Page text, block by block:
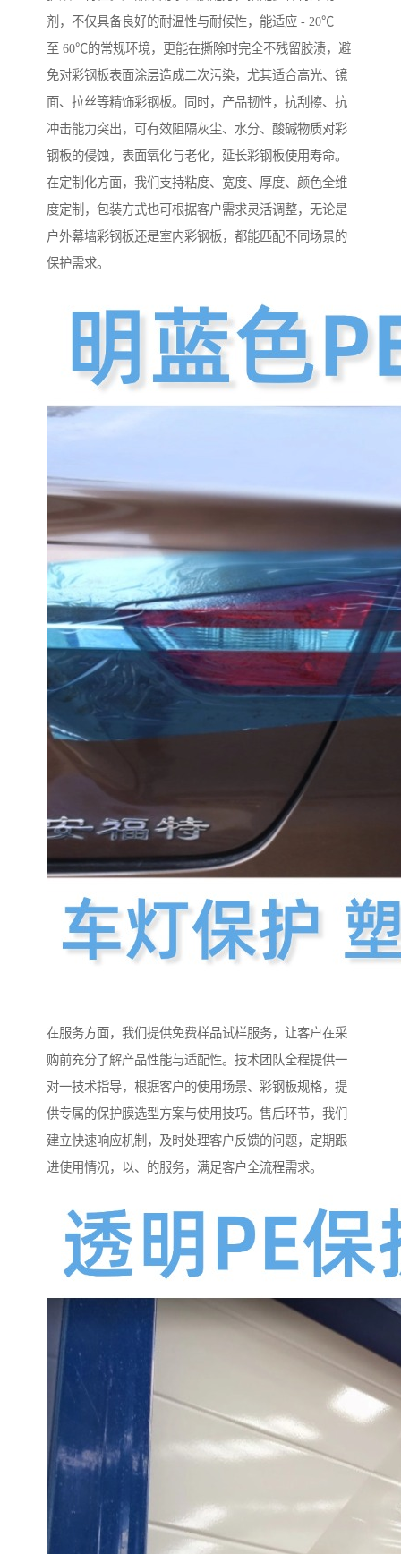
剂，不仅具备良好的耐温性与耐候性，能适应 - 20℃
至 60℃的常规环境，更能在撕除时完全不残留胶渍，避
免对彩钢板表面涂层造成二次污染，尤其适合高光、镜
面、拉丝等精饰彩钢板。同时，产品韧性，抗刮擦、抗
冲击能力突出，可有效阻隔灰尘、水分、酸碱物质对彩
钢板的侵蚀，表面氧化与老化，延长彩钢板使用寿命。
在定制化方面，我们支持粘度、宽度、厚度、颜色全维
度定制，包装方式也可根据客户需求灵活调整，无论是
户外幕墙彩钢板还是室内彩钢板，都能匹配不同场景的
保护需求。
在服务方面，我们提供免费样品试样服务，让客户在采
购前充分了解产品性能与适配性。技术团队全程提供一
对一技术指导，根据客户的使用场景、彩钢板规格，提
供专属的保护膜选型方案与使用技巧。售后环节，我们
建立快速响应机制，及时处理客户反馈的问题，定期跟
进使用情况，以、的服务，满足客户全流程需求。